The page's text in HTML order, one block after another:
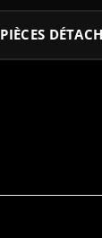
PIÈCES